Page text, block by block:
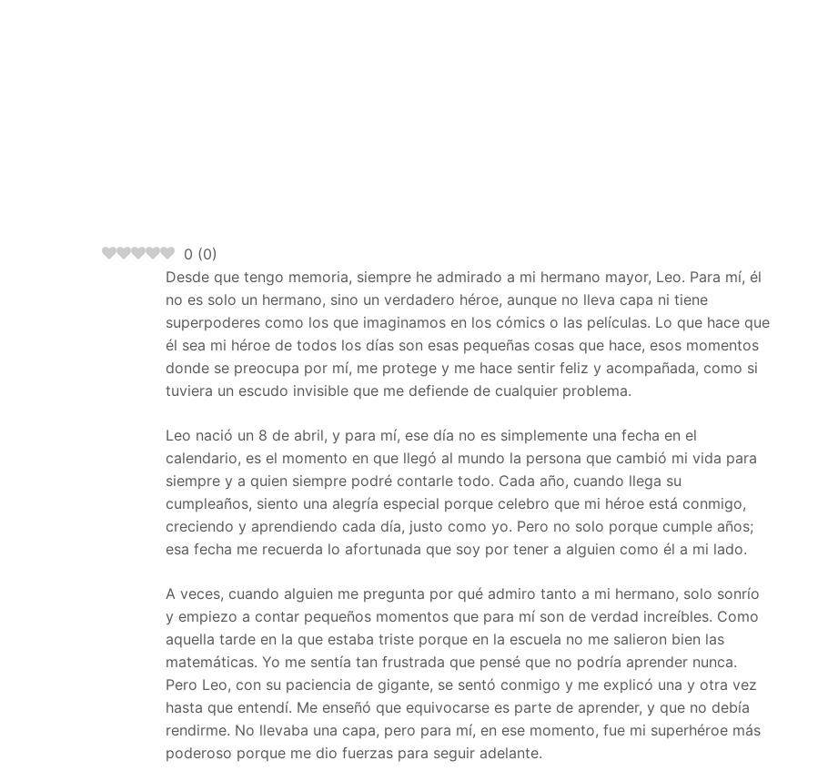
0 (0)
Desde que tengo memoria, siempre he admirado a mi hermano mayor, Leo. Para mí, él
no es solo un hermano, sino un verdadero héroe, aunque no lleva capa ni tiene
superpoderes como los que imaginamos en los cómics o las películas. Lo que hace que
él sea mi héroe de todos los días son esas pequeñas cosas que hace, esos momentos
donde se preocupa por mí, me protege y me hace sentir feliz y acompañada, como si
tuviera un escudo invisible que me defiende de cualquier problema.
Leo nació un 8 de abril, y para mí, ese día no es simplemente una fecha en el
calendario, es el momento en que llegó al mundo la persona que cambió mi vida para
siempre y a quien siempre podré contarle todo. Cada año, cuando llega su
cumpleaños, siento una alegría especial porque celebro que mi héroe está conmigo,
creciendo y aprendiendo cada día, justo como yo. Pero no solo porque cumple años;
esa fecha me recuerda lo afortunada que soy por tener a alguien como él a mi lado.
A veces, cuando alguien me pregunta por qué admiro tanto a mi hermano, solo sonrío
y empiezo a contar pequeños momentos que para mí son de verdad increíbles. Como
aquella tarde en la que estaba triste porque en la escuela no me salieron bien las
matemáticas. Yo me sentía tan frustrada que pensé que no podría aprender nunca.
Pero Leo, con su paciencia de gigante, se sentó conmigo y me explicó una y otra vez
hasta que entendí. Me enseñó que equivocarse es parte de aprender, y que no debía
rendirme. No llevaba una capa, pero para mí, en ese momento, fue mi superhéroe más
poderoso porque me dio fuerzas para seguir adelante.